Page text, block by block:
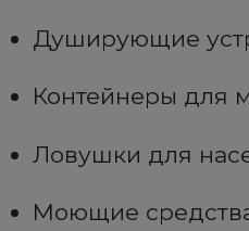
Душирующие
Контейнеры для
Ловушки для
Моющие